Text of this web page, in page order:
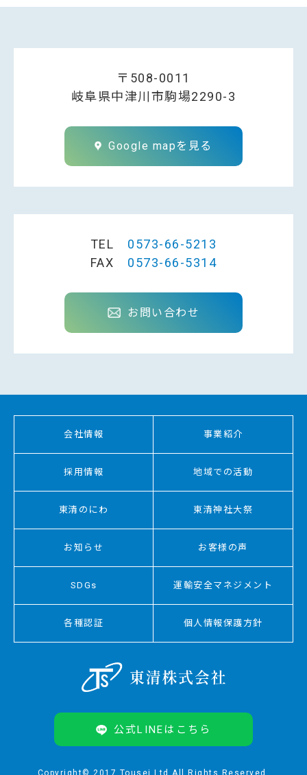
〒508-0011
岐阜県中津川市駒場2290-3
Google mapを見る
TEL
0573-66-5213
FAX
0573-66-5314
お問い合わせ
会社情報 事業紹介
採用情報 地域での活動
東清のにわ 東清神社大祭
お知らせ お客様の声
SDGs 運輸安全マネジメント
各種認証 個人情報保護方針
公式LINEはこちら
Copyright© 2017 Tousei Ltd.All Rights Reserved.